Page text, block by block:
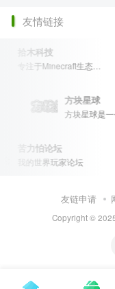
友情链接
拾木科技
专注于Minecraft生态建设
方块星球
苦力怕论坛
我的世界玩家论坛
友链申请
Copyright ©